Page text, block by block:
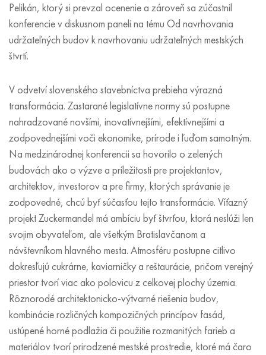
Pelikán, ktorý si prevzal ocenenie a zároveň sa zúčastnil
konferencie v diskusnom paneli na tému Od navrhovania
udržateľných budov k navrhovaniu udržateľných mestských
štvrtí.
V odvetví slovenského stavebníctva prebieha výrazná
transformácia. Zastarané legislatívne normy sú postupne
nahradzované novšími, inovatívnejšími, efektívnejšími a
zodpovednejšími voči ekonomike, prírode i ľuďom samotným.
Na medzinárodnej konferencii sa hovorilo o zelených
budovách ako o výzve a príležitosti pre projektantov,
architektov, investorov a pre firmy, ktorých správanie je
zodpovedné, chcú byť súčasťou tejto transformácie. Víťazný
projekt Zuckermandel má ambíciu byť štvrťou, ktorá neslúži len
svojim obyvateľom, ale všetkým Bratislavčanom a
návštevníkom hlavného mesta. Atmosféru postupne citlivo
dokresľujú cukrárne, kaviarničky a reštaurácie, pričom verejný
priestor tvorí viac ako polovicu z celkovej plochy územia.
Rôznorodé architektonicko-výtvarné riešenia budov,
kombinácie rozličných kompozičných princípov fasád,
ustúpené horné podlažia či použitie rozmanitých farieb a
materiálov tvorí prirodzené mestské prostredie, ktoré má čaro